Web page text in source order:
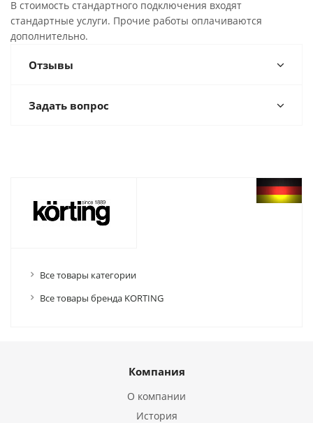
В стоимость стандартного подключения входят
стандартные услуги. Прочие работы оплачиваются
дополнительно.
Отзывы
Задать вопрос
Все товары категории
Все товары бренда KORTING
Компания
О компании
История